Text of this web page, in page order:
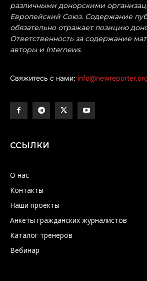
различными донорскими
Европейский Союз. Содержание
обязательно отражает позицию
Ответственность за содержание
авторы и Internews.
Свяжитесь с нами:
ССЫЛКИ
О нас
Контакты
Наши проекты
Анкеты гражданских журналистов
Каталог тренеров
Вебинар